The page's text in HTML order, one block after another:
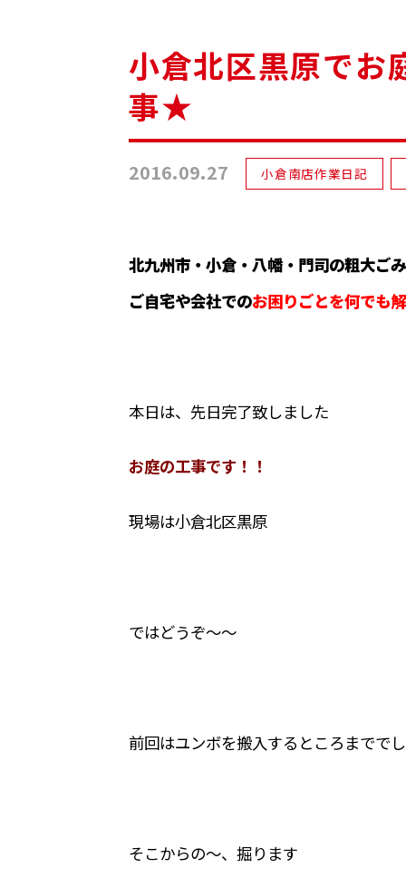
小倉北区黒原で
事★
2016.09.27 小倉南店作業日記
北九州市・小倉・八幡・門司の粗大ご
ご自宅や会社でのお困りごとを何でも
本日は、先日完了致しました
お庭の工事です！！
現場は小倉北区黒原
ではどうぞ～～
前回はユンボを搬入するところまでで
そこからの～、掘ります